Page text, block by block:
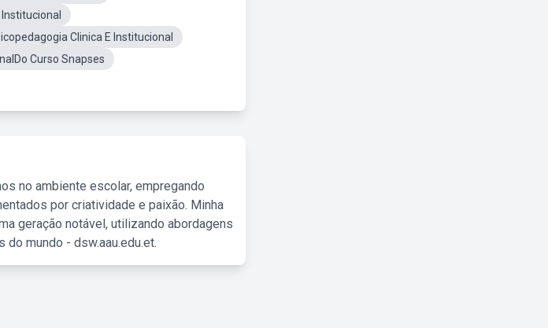
Clinica E Institucional
Curso Snapses
no ambiente escolar, empregando
por criatividade e paixão. Minha
geração notável, utilizando abordagens
mundo - dsw.aau.edu.et.